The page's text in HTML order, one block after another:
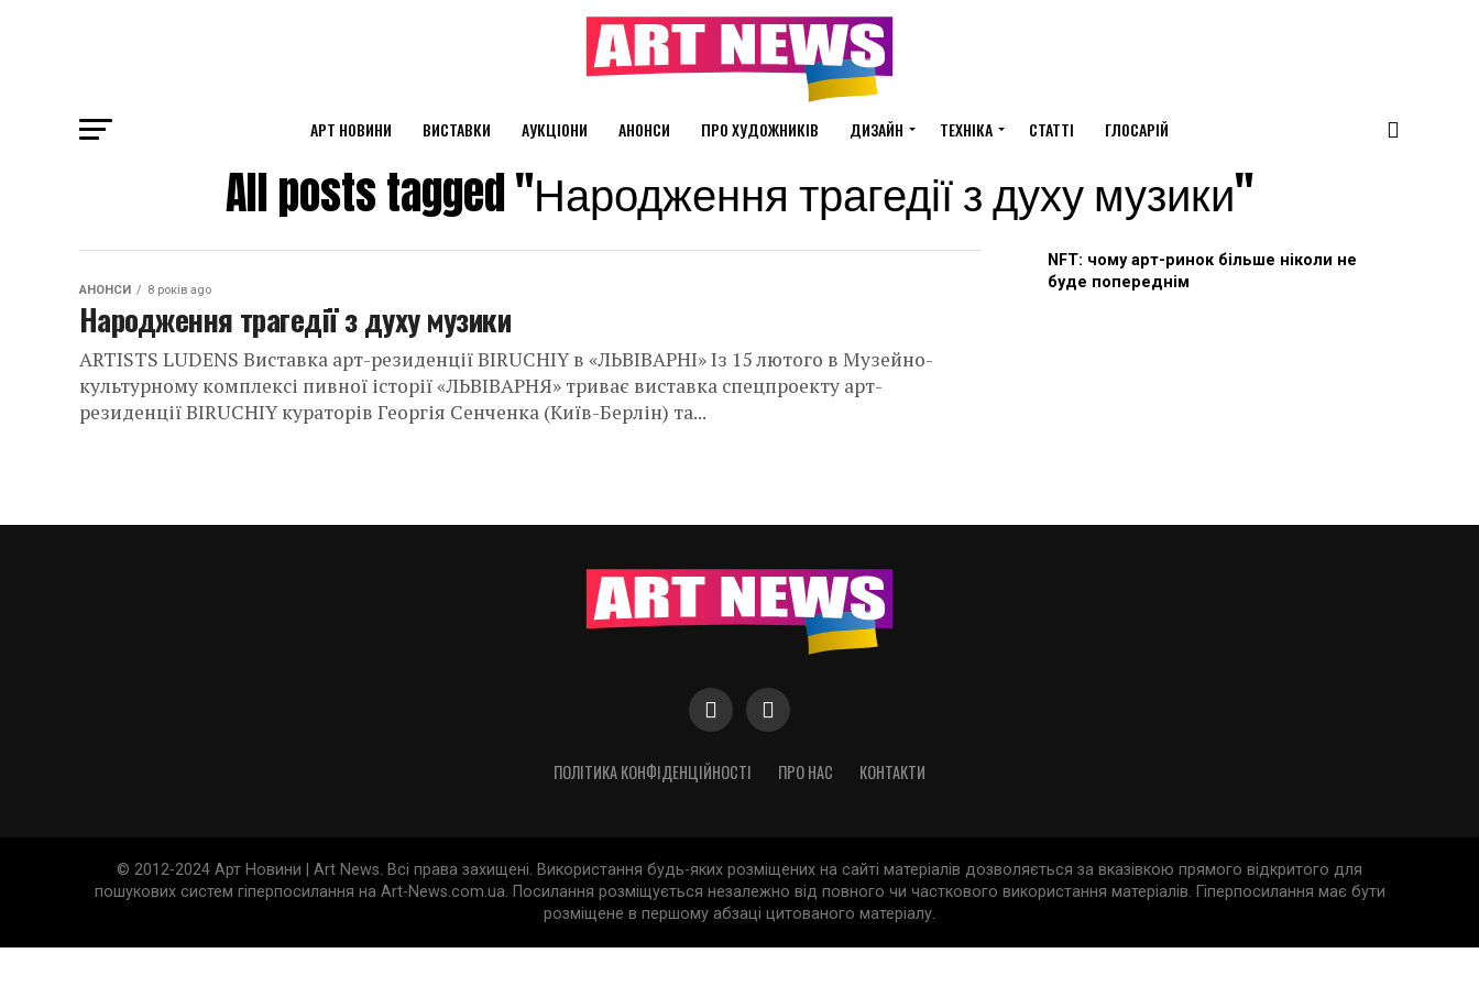
АРТ НОВИНИ ВИСТАВКИ АУКЦІОНИ АНОНСИ ПРО ХУДОЖНИКІВ ДИЗАЙН ТЕХНІКА СТАТТІ ГЛОСАРІЙ
All posts tagged "Народження трагедії з духу музики"
АНОНСИ 8 років ago
Народження трагедії з духу музики
ARTISTS LUDENS Виставка арт-резиденції BIRUCHIY в «ЛЬВІВАРНІ» Із 15 лютого в Музейно-
культурному комплексі пивної історії «ЛЬВІВАРНЯ» триває виставка спецпроекту арт-
резиденції BIRUCHIY кураторів Георгія Сенченка (Київ-Берлін) та...
NFT: чому арт-ринок більше ніколи не
буде попереднім
ПОЛІТИКА КОНФІДЕНЦІЙНОСТІ ПРО НАС КОНТАКТИ
© 2012-2024 Арт Новини | Art News. Всі права захищені. Використання будь-яких розміщених на сайті матеріалів дозволяється за вказівкою прямого відкритого для
пошукових систем гіперпосилання на Art-News.com.ua. Посилання розміщується незалежно від повного чи часткового використання матеріалів. Гіперпосилання має бути
розміщене в першому абзаці цитованого матеріалу.